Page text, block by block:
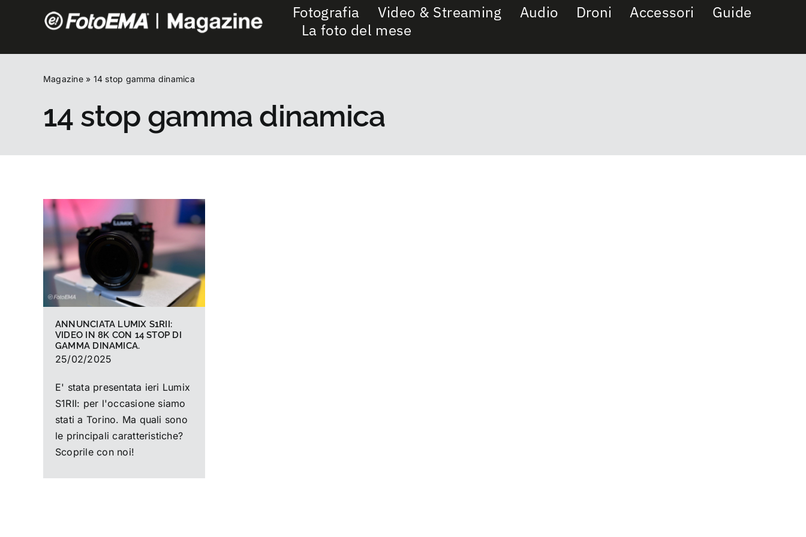
Fotografia Video & Streaming Audio Droni Accessori
Guide
La foto del mese
Magazine» 14 stop gamma dinamica
14 stop gamma dinamica
ANNUNCIATA LUMIX S1RII:
VIDEO IN 8K CON 14 STOP DI
GAMMA DINAMICA.
25/02/2025
E' stata presentata ieri Lumix
S1RII: per l'occasione siamo
stati a Torino. Ma quali sono
le principali caratteristiche?
Scoprile con noi!